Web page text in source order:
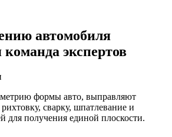
автомобиля
команда экспертов
формы авто, выправляют
сварку, шпатлевание и
для получения единой плоскости.